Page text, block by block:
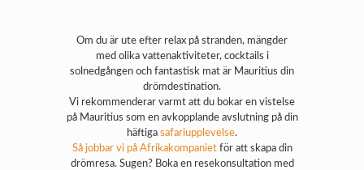
Om du är ute efter relax på stranden, mängder
med olika vattenaktiviteter, cocktails i
solnedgången och fantastisk mat är Mauritius din
drömdestination.
Vi rekommenderar varmt att du bokar en vistelse
på Mauritius som en avkopplande avslutning på din
häftiga safariupplevelse.
Så jobbar vi på Afrikakompanietför att skapa din
drömresa. Sugen? Boka en resekonsultation med